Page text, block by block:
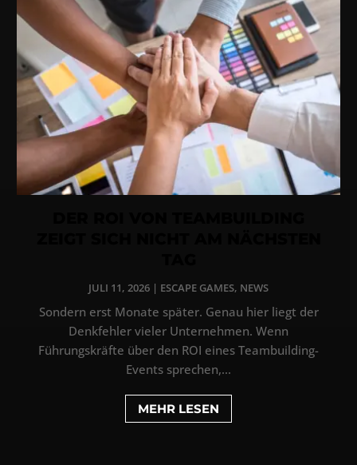
JULI 11, 2026 | ESCAPE GAMES, NEWS
Sondern erst Monate später. Genau hier liegt der
Denkfehler vieler Unternehmen. Wenn
Führungskräfte über den ROI eines Teambuilding-
Events sprechen,...
MEHR LESEN